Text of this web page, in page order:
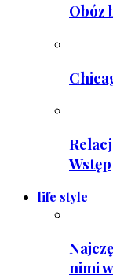
Obóz
Wstęp
life style
nimi